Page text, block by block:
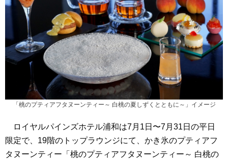
「桃のプティアフタヌーンティー～ 白桃の夏しずくとともに～」イメージ
ロイヤルパインズホテル浦和は7月1日〜7月31日の平日
限定で、19階のトップラウンジにて、かき氷のプティアフ
タヌーンティー「桃のプティアフタヌーンティー～ 白桃の